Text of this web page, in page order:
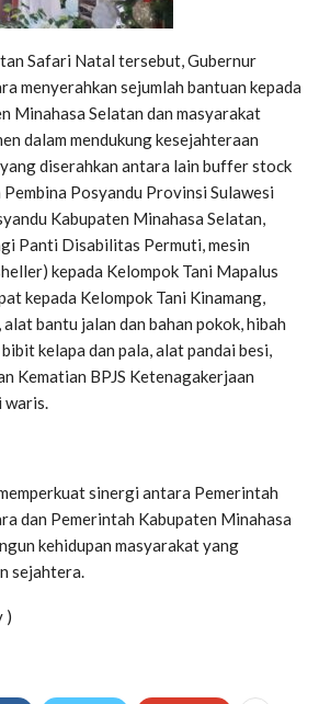
Safari Natal tersebut, Gubernur
menyerahkan sejumlah bantuan kepada
Minahasa Selatan dan masyarakat
dalam mendukung kesejahteraan
diserahkan antara lain buffer stock
Posyandu Provinsi Sulawesi
Kabupaten Minahasa Selatan,
Panti Disabilitas Permuti, mesin
kepada Kelompok Tani Mapalus
kepada Kelompok Tani Kinamang,
bantu jalan dan bahan pokok, hibah
kelapa dan pala, alat pandai besi,
Kematian BPJS Ketenagakerjaan
waris.
sinergi antara Pemerintah
dan Pemerintah Kabupaten Minahasa
kehidupan masyarakat yang
sejahtera.
)